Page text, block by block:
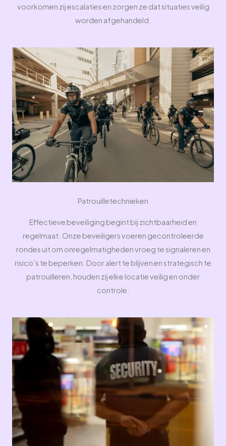
voorkomen zij escalaties en zorgen ze dat situaties veilig
worden afgehandeld.
Patrouilletechnieken
Effectieve beveiliging begint bij zichtbaarheid en
regelmaat. Onze beveiligers voeren gecontroleerde
rondes uit om onregelmatigheden vroeg te signaleren en
risico’s te beperken. Door alert te blijven en strategisch te
patrouilleren, houden zij elke locatie veilig en onder
controle.